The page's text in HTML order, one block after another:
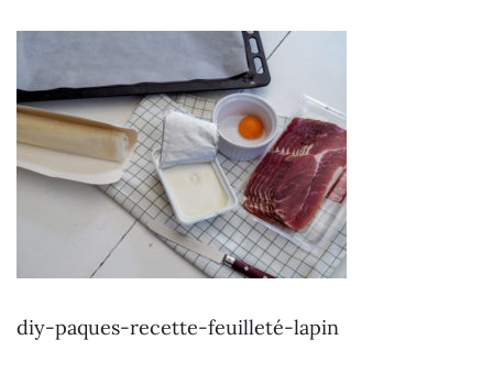
diy-paques-recette-feuilleté-lapin